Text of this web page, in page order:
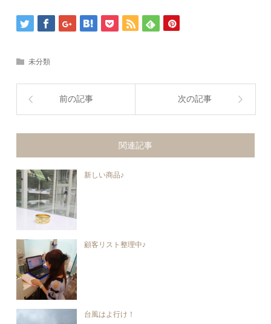
未分類
前の記事 次の記事
関連記事
新しい商品♪
顧客リスト整理中♪
台風はよ行け！